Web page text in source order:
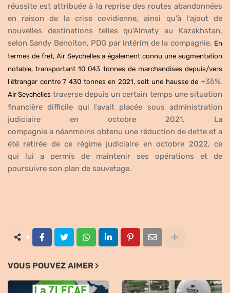
réussiteest attribuée à la reprise des routes abandonnées
en raison de la crisecovidienne, ainsi qu'à l'ajout de
nouvelles destinations telles qu'Almaty au Kazakhstan,
selon Sandy Benoiton, PDG par intérim de la compagnie. En
termes de fret, Air Seychelles a également connu une augmentation
notable, transportant 10 043 tonnes de marchandises depuis/vers
l'étranger contre 7 430 tonnes en 2021, soit une hausse de +35%.
Air Seychelles traversedepuis un certain temps une situation
financière difficile qui l’avait placée sous administration
judiciaire en octobre 2021. La
compagnie a néanmoins obtenu une réduction de dette et a
été retirée de ce régime judiciaire en octobre 2022, ce
qui lui a permis de maintenir ses opérations et de
poursuivre son plan de sauvetage.
VOUS POUVEZ AIMER